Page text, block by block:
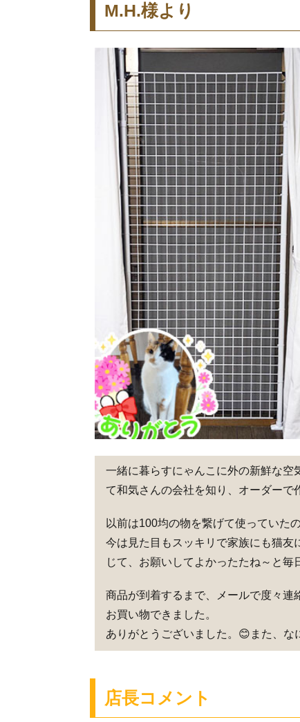
M.H.様より
一緒に暮らすにゃんこに外の新鮮な空
て和気さんの会社を知り、オーダーで
以前は100均の物を繋げて使っていた
今は見た目もスッキリで家族にも猫
じて、お願いしてよかったたね～と毎
商品が到着するまで、メールで度々
お買い物できました。
ありがとうございました。😊 また、な
店長コメント